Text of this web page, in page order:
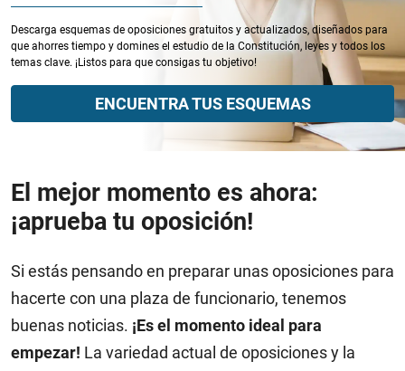
Descarga esquemas de oposiciones gratuitos y actualizados, diseñados para
que ahorres tiempo y domines el estudio de la Constitución, leyes y todos los
temas clave. ¡Listos para que consigas tu objetivo!
ENCUENTRA TUS ESQUEMAS
El mejor momento es ahora:
¡aprueba tu oposición!
Si estás pensando en preparar unas oposiciones para
hacerte con una plaza de funcionario, tenemos
buenas noticias. ¡Es el momento ideal para
empezar! La variedad actual de oposiciones y la